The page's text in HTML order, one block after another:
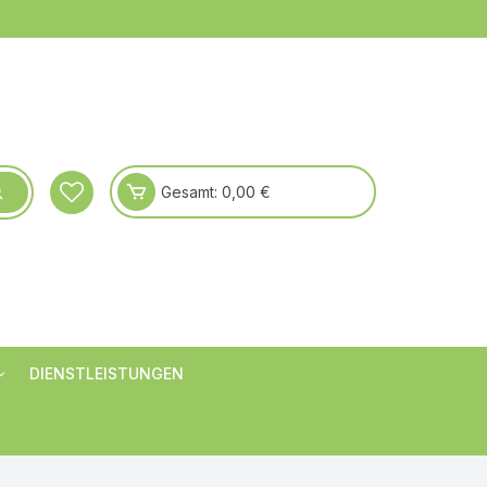
Gesamt: 0,00 €
DIENSTLEISTUNGEN